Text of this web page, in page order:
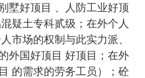
墅好顶目 、人防工业好顶
疑土专科贰级；在外个人
市场的权制与此实力派、
外国好顶目 好顶目；在外
的需求的劳务工员）；砼